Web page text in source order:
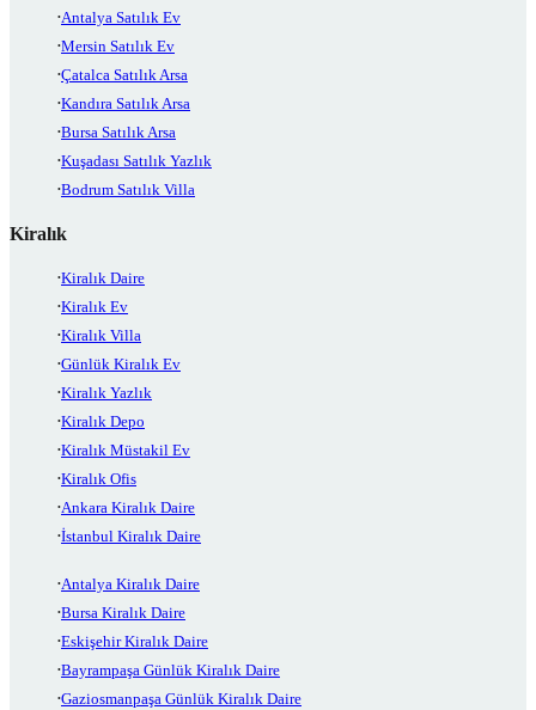
Antalya Satılık Ev
Mersin Satılık Ev
Çatalca Satılık Arsa
Kandıra Satılık Arsa
Bursa Satılık Arsa
Kuşadası Satılık Yazlık
Bodrum Satılık Villa
Kiralık
Kiralık Daire
Kiralık Ev
Kiralık Villa
Günlük Kiralık Ev
Kiralık Yazlık
Kiralık Depo
Kiralık Müstakil Ev
Kiralık Ofis
Ankara Kiralık Daire
İstanbul Kiralık Daire
Antalya Kiralık Daire
Bursa Kiralık Daire
Eskişehir Kiralık Daire
Bayrampaşa Günlük Kiralık Daire
Gaziosmanpaşa Günlük Kiralık Daire